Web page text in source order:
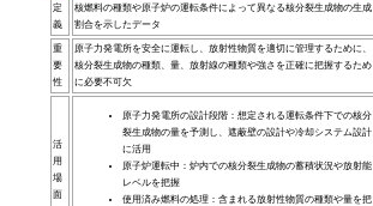
定
義
核燃料の種類や原子炉の運転条件によって異なる核分裂生成物の生成
割合を示したデータ
重
要
性
原子力発電所を安全に運転し、放射性物質を適切に管理するために、
核分裂生成物の種類、量、放射線の種類や強さを正確に把握するため
に必要不可欠
活
用
場
面
原子力発電所の設計段階：想定される運転条件下での核分
裂生成物の量を予測し、遮蔽壁の設計や冷却システム設計
に活用
原子炉運転中：炉内での核分裂生成物の蓄積状況や放射能
レベルを把握
使用済み燃料の処理：含まれる放射性物質の種類や量を把